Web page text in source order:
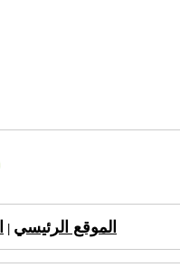
الموقع الرئيسي